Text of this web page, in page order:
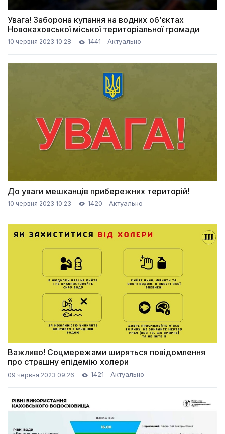
Увага! Заборона купання на водних об’єктах
Новокаховської міської територіальної громади
10 червня 2023 10:28 1441 Актуально
До уваги мешканців прибережних територій!
10 червня 2023 10:23 1420 Актуально
Важливо! Соцмережами ширяться повідомлення
про страшну епідемію холери
09 червня 2023 09:26 1421 Актуально